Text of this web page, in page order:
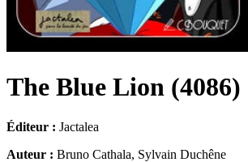
The Blue Lion (4086)
Éditeur : Jactalea
Auteur : Bruno Cathala, Sylvain Duchêne